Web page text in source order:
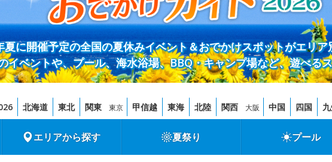
夏に開催予定の全国の夏休みイベント＆おでかけスポットがエリア
イベントや、プール、海水浴場、BBQ・キャンプ場など、遊べる
北海道 東北 関東 東京 甲信越 東海 北陸 関西 大阪 中国 四国
エリアから探す 夏祭り プール